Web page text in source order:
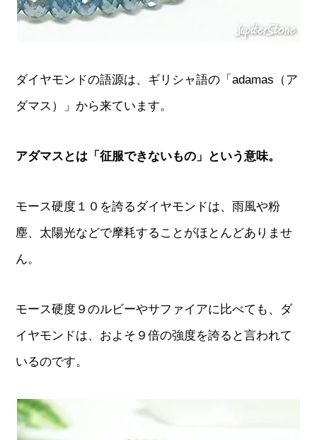
ダイヤモンドの語源は、ギリシャ語の「adamas（ア
ダマス）」から来ています。
アダマスとは「征服できないもの」という意味。
モース硬度１０を誇るダイヤモンドは、雨風や粉
塵、太陽光などで摩耗することがほとんどありませ
ん。
モース硬度９のルビーやサファイアに比べても、ダ
イヤモンドは、およそ９倍の強度を誇ると言われて
いるのです。